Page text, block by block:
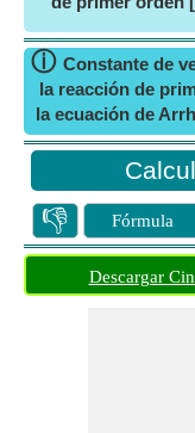
ⓘ Constante de
la reacción de
la ecuación de
👎 Fórmula
Descargar